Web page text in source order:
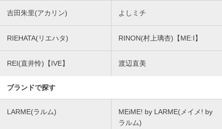
吉田朱里(アカリン) よしミチ
RIEHATA(リエハタ) RINON(村上璃杏)【ME:I】
REI(直井怜)【IVE】 渡辺直美
ブランドで探す
LARME(ラルム)
MEiME! by LARME(メイメ! by
ラルム)